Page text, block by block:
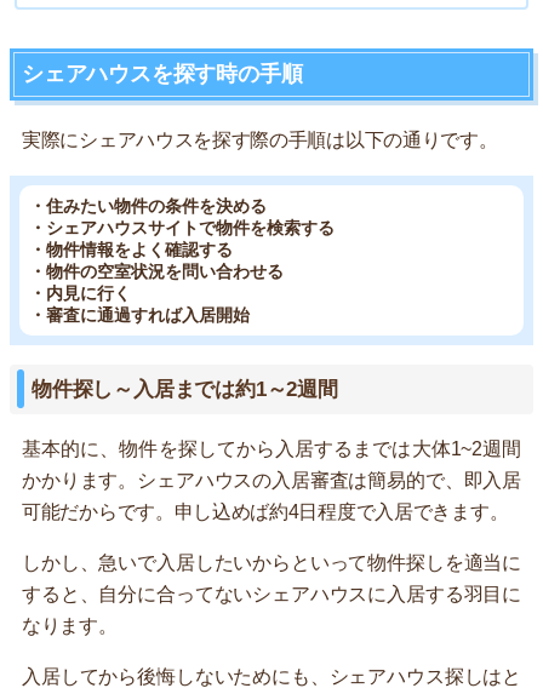
シェアハウスを探す時の手順
実際にシェアハウスを探す際の手順は以下の通りです。
・住みたい物件の条件を決める
・シェアハウスサイトで物件を検索する
・物件情報をよく確認する
・物件の空室状況を問い合わせる
・内見に行く
・審査に通過すれば入居開始
物件探し～入居までは約1～2週間
基本的に、物件を探してから入居するまでは大体1~2週間
かかります。シェアハウスの入居審査は簡易的で、即入居
可能だからです。申し込めば約4日程度で入居できます。
しかし、急いで入居したいからといって物件探しを適当に
すると、自分に合ってないシェアハウスに入居する羽目に
なります。
入居してから後悔しないためにも、シェアハウス探しはと